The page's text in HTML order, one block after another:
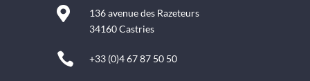

136 avenue des Razeteurs
34160 Castries
 +33 (0)4 67 87 50 50